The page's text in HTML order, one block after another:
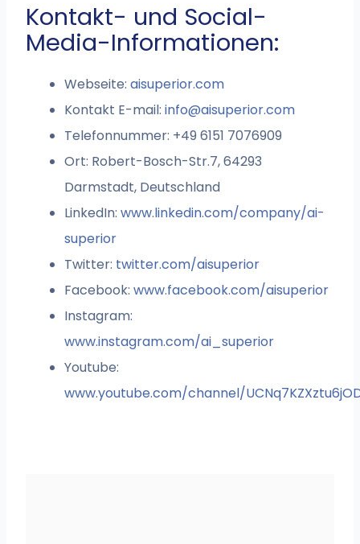
Kontakt- und Social-
Media-Informationen:
Webseite:aisuperior.com
Kontakt E-mail:info@aisuperior.com
Telefonnummer: +49 6151 7076909
Ort: Robert-Bosch-Str.7, 64293
Darmstadt, Deutschland
LinkedIn:www.linkedin.com/company/ai-
superior
Twitter: twitter.com/aisuperior
Facebook: www.facebook.com/aisuperior
Instagram:
www.instagram.com/ai_superior
Youtube:
www.youtube.com/channel/